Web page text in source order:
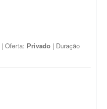
| Oferta: Privado | Duração